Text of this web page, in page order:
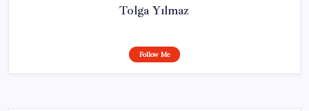
Tolga Yılmaz
Follow Me